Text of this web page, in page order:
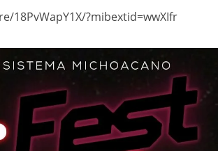
18PvWapY1X/?mibextid=wwXIfr